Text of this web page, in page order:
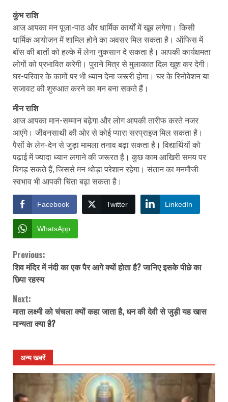
कुंभ राशि
आज आपका मन पूजा-पाठ और धार्मिक कार्यों में खूब लगेगा। किसी
धार्मिक आयोजन में शामिल होने का अवसर मिल सकता है। ऑफिस में
बॉस की बातों को हल्के में लेना नुकसान दे सकता है। आपकी कार्यक्षमता
लोगों को प्रभावित करेगी। पुराने मित्र से मुलाकात दिल खुश कर देगी।
घर-परिवार के कामों पर भी ध्यान देना जरूरी होगा। घर के रिनोवेशन या
सजावट की शुरुआत करने का मन बना सकते हैं।
मीन राशि
आज आपका मान-सम्मान बढ़ेगा और लोग आपकी तारीफ करते नजर
आएंगे। जीवनसाथी की ओर से कोई प्यारा सरप्राइज मिल सकता है।
पैसों के लेन-देन से जुड़ा मामला तनाव बढ़ा सकता है। विद्यार्थियों को
पढ़ाई में ज्यादा ध्यान लगाने की जरूरत है। कुछ काम आखिरी समय पर
बिगड़ सकते हैं, जिससे मन थोड़ा परेशान रहेगा। संतान का मनमौजी
स्वभाव भी आपकी चिंता बढ़ा सकता है।
Facebook Twitter LinkedIn
WhatsApp
Continue
Reading
Previous:
शिव मंदिर में नंदी का एक पैर आगे क्यों होता है? जानिए इसके पीछे का
छिपा रहस्य
Next:
माता लक्ष्मी को चंचला क्यों कहा जाता है, धन की देवी से जुड़ी यह खास
मान्यता क्या है?
अन्य खबरें